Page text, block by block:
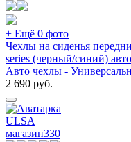
+ Ещё 0 фото
Чехлы на сиденья
series (черный/синий)
Авто чехлы -
2 690 руб.
ULSA
магазин330